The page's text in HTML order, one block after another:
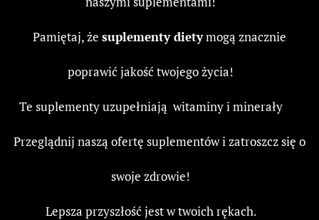
Pamiętaj, że suplementy dietymogą znacznie
poprawić jakość twojego życia! ❤️
Te suplementy uzupełniają witaminy i minerały 🩵
Przeglądnij naszą ofertę suplementów i zatroszcz się o
swoje zdrowie! 💪
Lepsza przyszłość jest w twoich rękach. 🤝